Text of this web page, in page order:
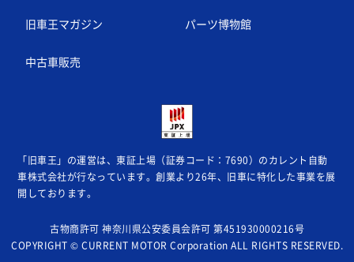
旧車王マガジン パーツ博物館
中古車販売
「旧車王」の運営は、東証上場（証券コード：7690）のカレント自動
車株式会社が行なっています。創業より26年、旧車に特化した事業を展
開しております。
古物商許可 神奈川県公安委員会許可 第451930000216号
COPYRIGHT © CURRENT MOTOR Corporation ALL RIGHTS RESERVED.